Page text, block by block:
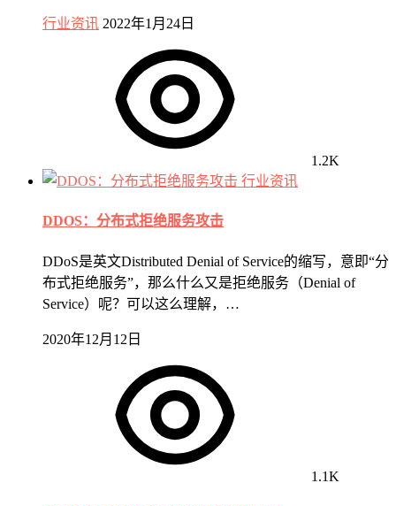
行业资讯 2022年1月24日
1.2K
行业资讯
DDOS：分布式拒绝服务攻击
DDoS是英文Distributed Denial of Service的缩写，意即“分
布式拒绝服务”，那么什么又是拒绝服务（Denial of
Service）呢？可以这么理解，…
2020年12月12日
1.1K